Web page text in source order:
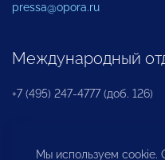
pressa@opora.ru
Международный
+7 (495) 247-4777 (доб. 126)
Бюро по защите
Мы используем cookie.